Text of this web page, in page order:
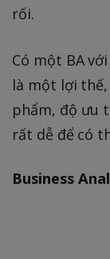
rối.
Có một BA
là một lợi thế,
phẩm, độ ưu
rất dễ để có
Business